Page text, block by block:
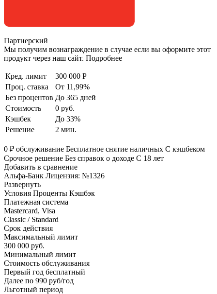
Партнерский
Мы получим вознаграждение в случае если вы оформите этот
продукт через наш сайт. Подробнее
Кред. лимит
300 000 Р
Проц. ставка
От 11,99%
Без процентов До 365 дней
Стоимость
0 руб.
Кэшбек
До 33%
Решение
2 мин.
0 ₽ обслуживание Бесплатное снятие наличных С кэшбеком
Срочное решение Без справок о доходе С 18 лет
Добавить в сравнение
Альфа-Банк Лицензия: №1326
Развернуть
Условия Проценты Кэшбэк
Платежная система
Mastercard, Visa
Classic / Standard
Срок действия
Максимальный лимит
300 000 руб.
Минимальный лимит
Стоимость обслуживания
Первый год бесплатный
Далее по 990 руб/год
Льготный период